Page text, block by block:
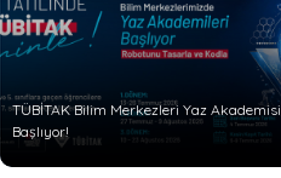
TÜBİTAK Bilim Merkezleri Yaz Akademisi
Başlıyor!